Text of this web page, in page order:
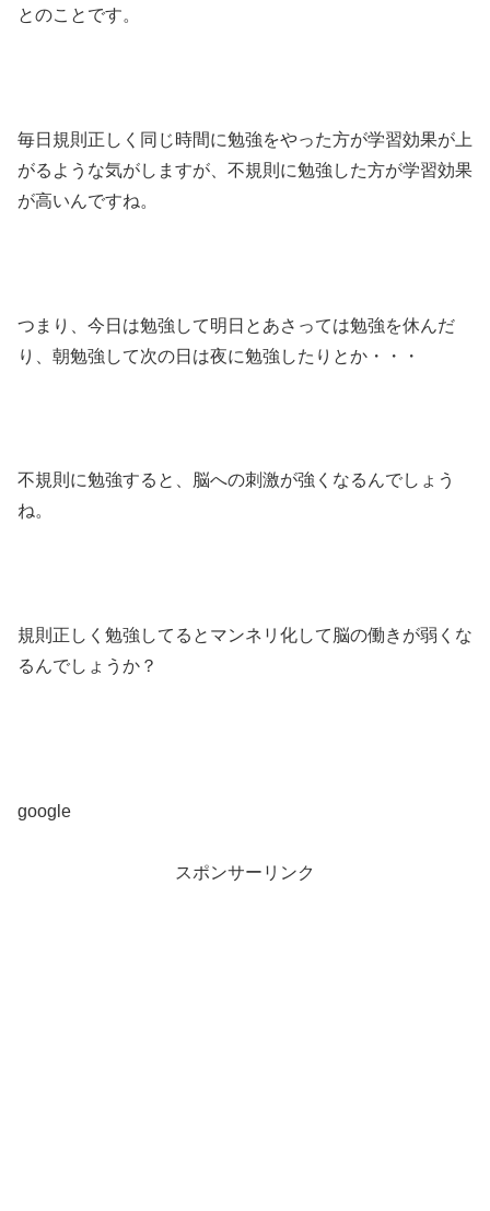
とのことです。
毎日規則正しく同じ時間に勉強をやった方が学習効果が上
がるような気がしますが、不規則に勉強した方が学習効果
が高いんですね。
つまり、今日は勉強して明日とあさっては勉強を休んだ
り、朝勉強して次の日は夜に勉強したりとか・・・
不規則に勉強すると、脳への刺激が強くなるんでしょう
ね。
規則正しく勉強してるとマンネリ化して脳の働きが弱くな
るんでしょうか？
google
スポンサーリンク